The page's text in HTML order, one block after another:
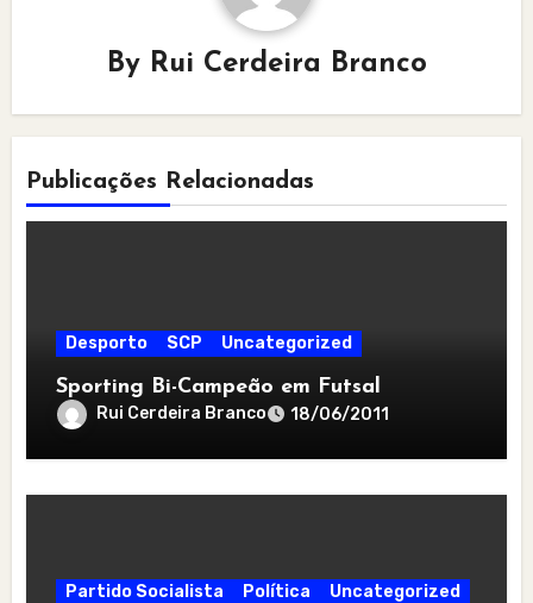
By Rui Cerdeira Branco
Publicações Relacionadas
Desporto SCP Uncategorized
Sporting Bi-Campeão em Futsal
Rui Cerdeira Branco 18/06/2011
Partido Socialista Política Uncategorized